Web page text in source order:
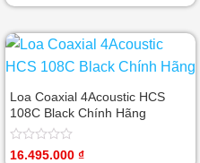
5
sao
Loa Coaxial 4Acoustic HCS
108C Black Chính Hãng
Được
16.495.000 ₫